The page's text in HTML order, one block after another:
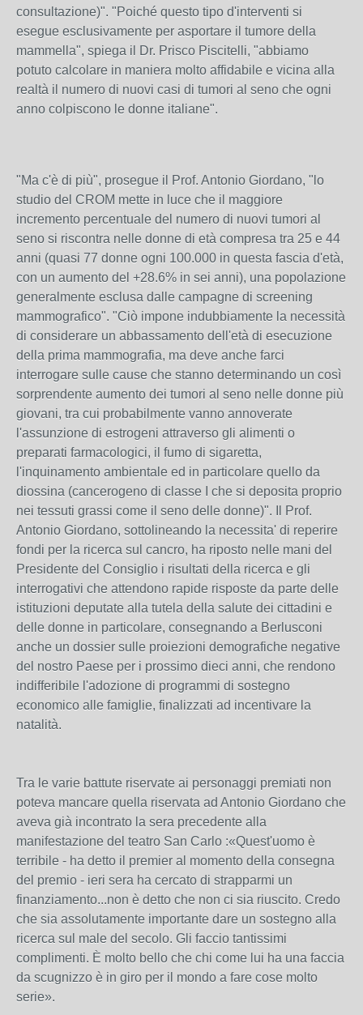
consultazione)". "Poiché questo tipo d'interventi si
esegue esclusivamente per asportare il tumore della
mammella", spiega il Dr. Prisco Piscitelli, "abbiamo
potuto calcolare in maniera molto affidabile e vicina alla
realtà il numero di nuovi casi di tumori al seno che ogni
anno colpiscono le donne italiane".
"Ma c'è di più", prosegue il Prof. Antonio Giordano, "lo
studio del CROM mette in luce che il maggiore
incremento percentuale del numero di nuovi tumori al
seno si riscontra nelle donne di età compresa tra 25 e 44
anni (quasi 77 donne ogni 100.000 in questa fascia d'età,
con un aumento del +28.6% in sei anni), una popolazione
generalmente esclusa dalle campagne di screening
mammografico". "Ciò impone indubbiamente la necessità
di considerare un abbassamento dell'età di esecuzione
della prima mammografia, ma deve anche farci
interrogare sulle cause che stanno determinando un così
sorprendente aumento dei tumori al seno nelle donne più
giovani, tra cui probabilmente vanno annoverate
l'assunzione di estrogeni attraverso gli alimenti o
preparati farmacologici, il fumo di sigaretta,
l'inquinamento ambientale ed in particolare quello da
diossina (cancerogeno di classe I che si deposita proprio
nei tessuti grassi come il seno delle donne)". Il Prof.
Antonio Giordano, sottolineando la necessita' di reperire
fondi per la ricerca sul cancro, ha riposto nelle mani del
Presidente del Consiglio i risultati della ricerca e gli
interrogativi che attendono rapide risposte da parte delle
istituzioni deputate alla tutela della salute dei cittadini e
delle donne in particolare, consegnando a Berlusconi
anche un dossier sulle proiezioni demografiche negative
del nostro Paese per i prossimo dieci anni, che rendono
indifferibile l'adozione di programmi di sostegno
economico alle famiglie, finalizzati ad incentivare la
natalità.
Tra le varie battute riservate ai personaggi premiati non
poteva mancare quella riservata ad Antonio Giordano che
aveva già incontrato la sera precedente alla
manifestazione del teatro San Carlo :«Quest'uomo è
terribile - ha detto il premier al momento della consegna
del premio - ieri sera ha cercato di strapparmi un
finanziamento...non è detto che non ci sia riuscito. Credo
che sia assolutamente importante dare un sostegno alla
ricerca sul male del secolo. Gli faccio tantissimi
complimenti. È molto bello che chi come lui ha una faccia
da scugnizzo è in giro per il mondo a fare cose molto
serie».